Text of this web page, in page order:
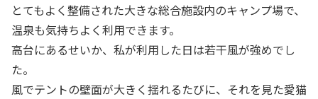
とてもよく整備された大きな総合施設内のキャンプ場で、
温泉も気持ちよく利用できます。
高台にあるせいか、私が利用した日は若干風が強めでし
た。
風でテントの壁面が大きく揺れるたびに、それを見た愛猫